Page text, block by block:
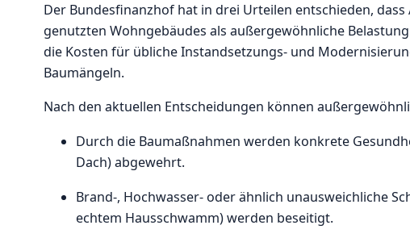
Der Bundesfinanzhof hat in drei Urteilen entschieden,
genutzten Wohngebäudes als außergewöhnliche
die Kosten für übliche Instandsetzungs- und
Baumängeln.
Nach den aktuellen Entscheidungen können
Durch die Baumaßnahmen werden konkrete
Dach) abgewehrt.
Brand-, Hochwasser- oder ähnlich unausweichliche
echtem Hausschwamm) werden beseitigt.